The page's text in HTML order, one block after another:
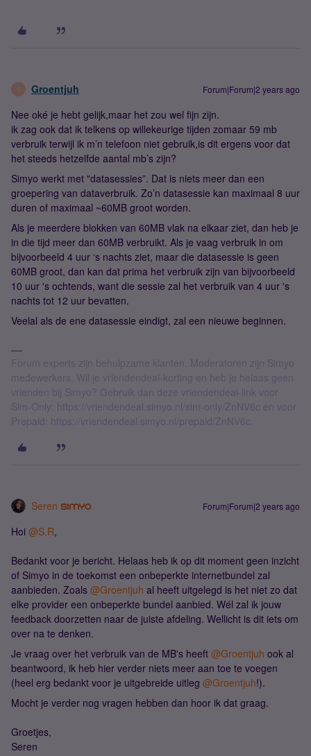
G Groentjuh Forum|Forum|2 years ago
Nee oké je hebt gelijk,maar het zou wel fijn zijn.
ik zag ook dat ik telkens op willekeurige tijden zomaar 59 mb
verbruik terwijl ik m’n telefoon niet gebruik,is dit ergens voor dat
het steeds hetzelfde aantal mb’s zijn?
Simyo werkt met "datasessies”. Dat is niets meer dan een
groepering van dataverbruik. Zo’n datasessie kan maximaal 8 uur
duren of maximaal ~60MB groot worden.
Als je meerdere blokken van 60MB vlak na elkaar ziet, dan heb je
in die tijd meer dan 60MB verbruikt. Als je vaag verbruik in om
bijvoorbeeld 4 uur ‘s nachts ziet, maar die datasessie is geen
60MB groot, dan kan dat prima het verbruik zijn van bijvoorbeeld
10 uur 's ochtends, want die sessie zal het verbruik van 4 uur 's
nachts tot 12 uur bevatten.
Veelal als de ene datasessie eindigt, zal een nieuwe beginnen.
Forum experts zijn behulpzame klanten. Moderatoren zijn Simyo
medewerkers. Wil je vriendendeal-korting en heb je helaas geen
vrienden bij Simyo? Gebruik dan deze vriendendeal-link voor
Sim-Only: https://vriendendeal.simyo.nl/sim-only/ZnNV6c en voor
Prepaid: https://vriendendeal.simyo.nl/prepaid/ZnNV6c.
Seren Forum|Forum|2 years ago
Hoi @S.R,
Bedankt voor je bericht. Helaas heb ik op dit moment geen inzicht
of Simyo in de toekomst een onbeperkte internetbundel zal
aanbieden. Zoals @Groentjuh al heeft uitgelegd is het niet zo dat
elke provider een onbeperkte bundel aanbied. Wél zal ik jouw
feedback doorzetten naar de juiste afdeling. Wellicht is dit iets om
over na te denken.
Je vraag over het verbruik van de MB's heeft @Groentjuh ook al
beantwoord, ik heb hier verder niets meer aan toe te voegen
(heel erg bedankt voor je uitgebreide uitleg @Groentjuh!).
Mocht je verder nog vragen hebben dan hoor ik dat graag.
Groetjes,
Seren